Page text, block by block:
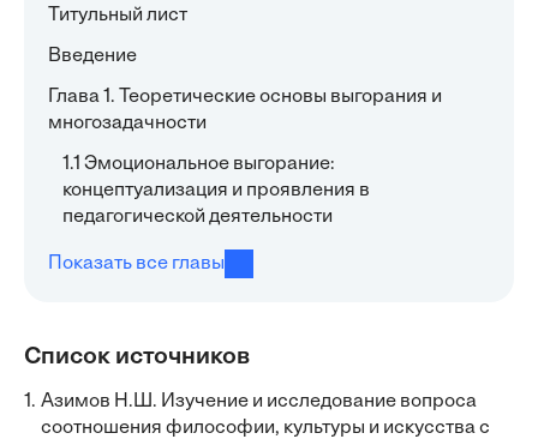
Титульный лист
Введение
Глава 1. Теоретические основы выгорания и
многозадачности
1.1 Эмоциональное выгорание:
концептуализация и проявления в
педагогической деятельности
Показать все главы
Список источников
1. Азимов Н.Ш. Изучение и исследование вопроса
соотношения философии, культуры и искусства с